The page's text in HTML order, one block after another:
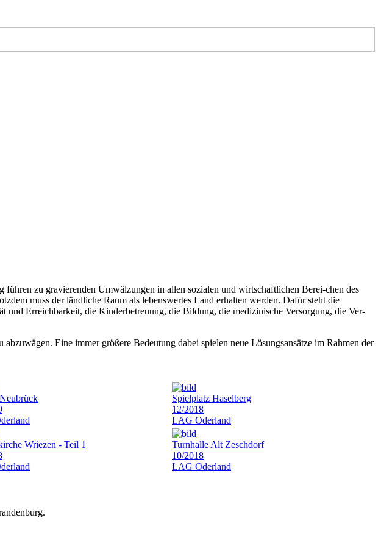
zu gravierenden Umwälzungen in allen sozialen und wirtschaftlichen Berei-chen des
muss der ländliche Raum als lebenswertes Land erhalten werden. Dafür steht die
und Erreichbarkeit, die Kinderbetreuung, die Bildung, die medizinische Versorgung, die Ver-
Eine immer größere Bedeutung dabei spielen neue Lösungsansätze im Rahmen der
Spielplatz Haselberg
12/2018
LAG Oderland
Wriezen - Teil 1
Turnhalle Alt Zeschdorf
10/2018
LAG Oderland